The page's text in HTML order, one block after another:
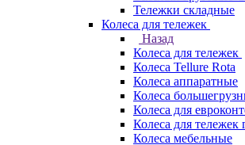
Тележки складные
Колеса для тележек
Назад
Колеса для тележек
Колеса Tellure Rota
Колеса аппаратные
Колеса
Колеса для
Колеса для тележек
Колеса мебельные